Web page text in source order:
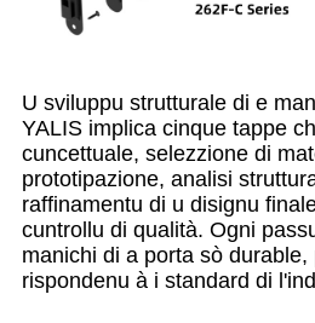
U sviluppu strutturale di e
YALIS implica cinque tappe
cuncettuale, selezzione di
prototipazione, analisi
raffinamentu di u disignu
cuntrollu di qualità. Ogni
manichi di a porta sò durable,
rispondenu à i standard di